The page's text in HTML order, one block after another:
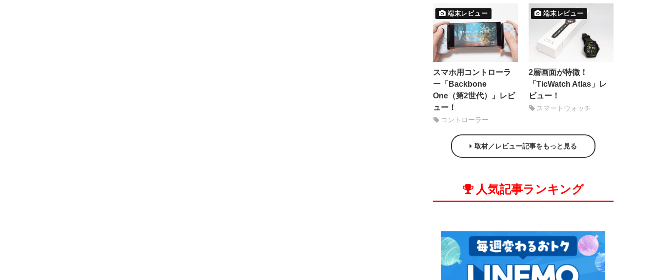
端末レビュー
スマホ用コントローラ
ー「Backbone
One（第2世代）」レビ
ュー！
コントローラー
端末レビュー
2層画面が特徴！
「TicWatch Atlas」レ
ビュー！
スマートウォッチ
取材／レビュー記事をもっと見る
人気記事ランキング